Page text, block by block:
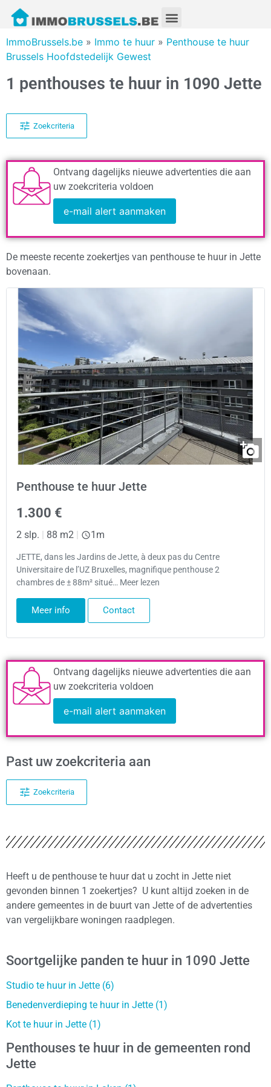
ImmoBrussels.be » Immo te huur » Penthouse te huur
Brussels Hoofdstedelijk Gewest
1 penthouses te huur in 1090 Jette
Zoekcriteria
Ontvang dagelijks nieuwe advertenties die aan
uw zoekcriteria voldoen
e-mail alert aanmaken
De meeste recente zoekertjes van penthouse te huur in Jette
bovenaan.
Penthouse te huur Jette
1.300 €
2 slp. | 88 m2 | 1m
JETTE, dans les Jardins de Jette, à deux pas du Centre
Universitaire de l’UZ Bruxelles, magnifique penthouse 2
chambres de ± 88m² situé… Meer lezen
Meer info Contact
Ontvang dagelijks nieuwe advertenties die aan
uw zoekcriteria voldoen
e-mail alert aanmaken
Past uw zoekcriteria aan
Zoekcriteria
Heeft u de penthouse te huur dat u zocht in Jette niet
gevonden binnen 1 zoekertjes? U kunt altijd zoeken in de
andere gemeentes in de buurt van Jette of de advertenties
van vergelijkbare woningen raadplegen.
Soortgelijke panden te huur in 1090 Jette
Studio te huur in Jette (6)
Benedenverdieping te huur in Jette (1)
Kot te huur in Jette (1)
Penthouses te huur in de gemeenten rond
Jette